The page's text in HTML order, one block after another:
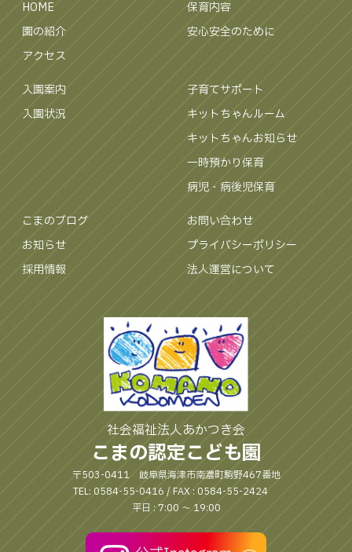
HOME
園の紹介
アクセス
保育内容
安心安全のために
入園案内
入園状況
子育てサポート
キットちゃんルーム
キットちゃんお知らせ
一時預かり保育
病児・病後児保育
こまのブログ
お知らせ
採用情報
お問い合わせ
プライバシーポリシー
法人運営について
社会福祉法人あかつき会
こまの認定こども園
〒503-0411 岐阜県海津市南濃町駒野467番地
TEL: 0584-55-0416 / FAX : 0584-55-2424
平日 : 7:00 〜 19:00